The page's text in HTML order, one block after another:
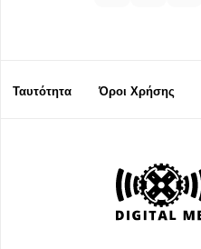
Ταυτότητα Όροι Χρήσης